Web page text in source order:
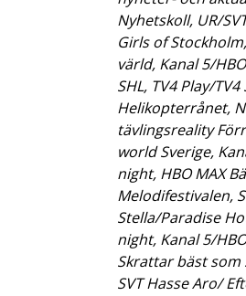
Nyhetskoll, UR/
Girls of
värld, Kanal 5/
SHL, TV4 Play/
Helikopterrånet,
tävlingsreality
world Sverige,
night, HBO MAX
Melodifestivalen,
Stella/Paradise
night, Kanal 5/
Skrattar bäst
SVT Hasse Aro/